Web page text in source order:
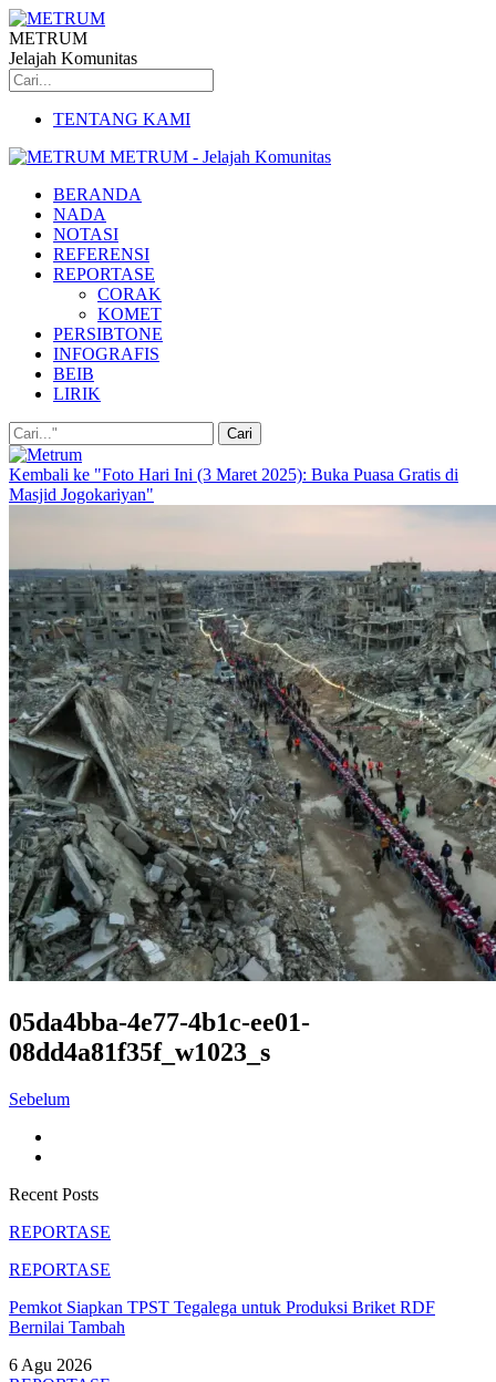
METRUM
Jelajah Komunitas
TENTANG KAMI
METRUM - Jelajah Komunitas
BERANDA
NADA
NOTASI
REFERENSI
REPORTASE
CORAK
KOMET
PERSIBTONE
INFOGRAFIS
BEIB
LIRIK
Kembali ke "Foto Hari Ini (3 Maret 2025): Buka Puasa Gratis di
Masjid Jogokariyan"
05da4bba-4e77-4b1c-ee01-
08dd4a81f35f_w1023_s
Sebelum
Recent Posts
REPORTASE
REPORTASE
Pemkot Siapkan TPST Tegalega untuk Produksi Briket RDF
Bernilai Tambah
6 Agu 2026